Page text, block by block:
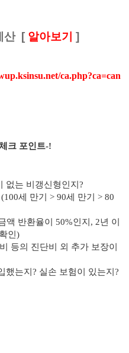
산[ 알아보기 ]
ca.php?ca=can
크 포인트-!
없는 비갱신형인지?
세 만기 > 90세 만기 > 80
액 반환율이 50%인지, 2년 이
인)
등의 진단비 외 추가 보장이
했는지? 실손 보험이 있는지?